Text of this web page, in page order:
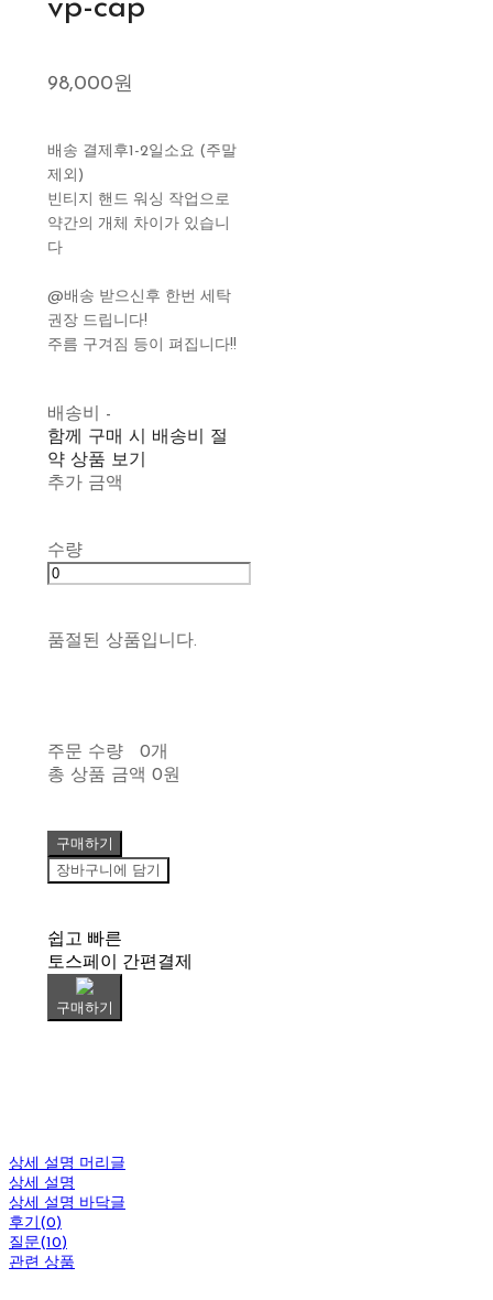
vp-cap
98,000원
배송 결제후1-2일소요 (주말
제외)
빈티지 핸드 워싱 작업으로
약간의 개체 차이가 있습니
다
@배송 받으신후 한번 세탁
권장 드립니다!
주름 구겨짐 등이 펴집니다!!
배송비 -
함께 구매 시 배송비 절
약 상품 보기
추가 금액
수량
품절된 상품입니다.
주문 수량
0개
총 상품 금액 0원
구매하기
장바구니에 담기
쉽고 빠른
토스페이 간편결제
구매하기
상세 설명 머리글
상세 설명
상세 설명 바닥글
후기(0)
질문(10)
관련 상품